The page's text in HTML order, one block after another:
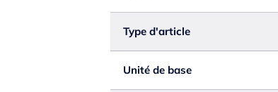
Type d'article
Unité de base